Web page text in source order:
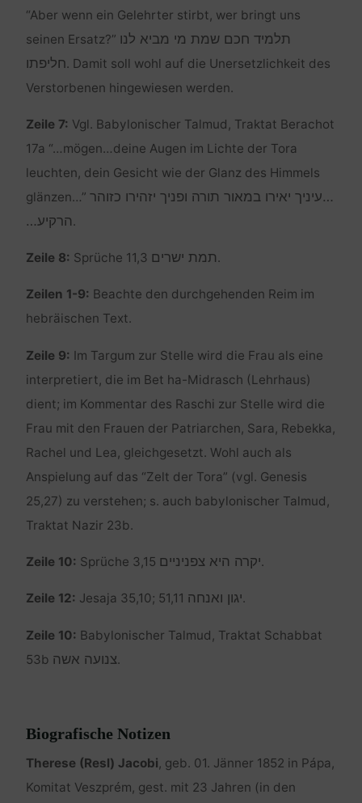
“Aber wenn ein Gelehrter stirbt, wer bringt uns
seinen Ersatz?” תלמיד חכם שמת מי מביא לנו
חליפתו. Damit soll wohl auf die Unersetzlichkeit des
Verstorbenen hingewiesen werden.
Zeile 7: Vgl. Babylonischer Talmud, Traktat Berachot
17a “…mögen…deine Augen im Lichte der Tora
leuchten, dein Gesicht wie der Glanz des Himmels
glänzen…” …עיניך יאירו במאור תורה ופניך יזהירו כזוהר
הרקיע….
Zeile 8: Sprüche 11,3 תמת ישרים.
Zeilen 1-9: Beachte den durchgehenden Reim im
hebräischen Text.
Zeile 9: Im Targum zur Stelle wird die Frau als eine
interpretiert, die im Bet ha-Midrasch (Lehrhaus)
dient; im Kommentar des Raschi zur Stelle wird die
Frau mit den Frauen der Patriarchen, Sara, Rebekka,
Rachel und Lea, gleichgesetzt. Wohl auch als
Anspielung auf das “Zelt der Tora” (vgl. Genesis
25,27) zu verstehen; s. auch babylonischer Talmud,
Traktat Nazir 23b.
Zeile 10: Sprüche 3,15 יקרה היא צפניניים.
Zeile 12: Jesaja 35,10; 51,11 יגון ואנחה.
Zeile 10: Babylonischer Talmud, Traktat Schabbat
53b צנועה אשה.
Biografische Notizen
Therese (Resl) Jacobi, geb. 01. Jänner 1852 in Pápa,
Komitat Veszprém, gest. mit 23 Jahren (in den